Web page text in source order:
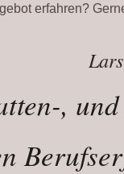
erfahren?
,